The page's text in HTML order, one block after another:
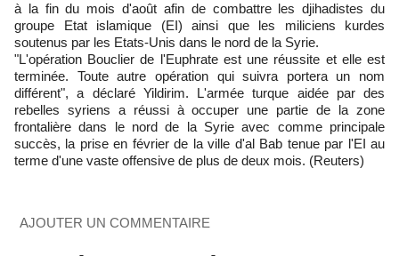
à la fin du mois d'août afin de combattre les djihadistes du
groupe Etat islamique (EI) ainsi que les miliciens kurdes
soutenus par les Etats-Unis dans le nord de la Syrie.
"L'opération Bouclier de l'Euphrate est une réussite et elle est
terminée. Toute autre opération qui suivra portera un nom
différent", a déclaré Yildirim. L'armée turque aidée par des
rebelles syriens a réussi à occuper une partie de la zone
frontalière dans le nord de la Syrie avec comme principale
succès, la prise en février de la ville d'al Bab tenue par l'EI au
terme d'une vaste offensive de plus de deux mois. (Reuters)
AJOUTER UN COMMENTAIRE